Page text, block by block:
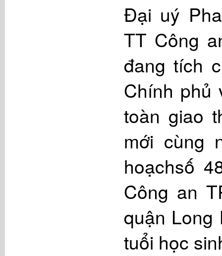
Đại uý
TT Công
đang tích
Chính phủ
toàn giao
mới cùng
hoạchsố
Công an
quận Long
tuổi học